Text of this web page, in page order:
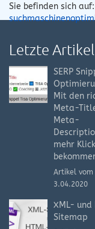
Sie befinden sich auf:
Letzte Artikel
SERP
Mit den
Meta-
Meta-
mehr
Artikel vom
3.04.2020
XML- und
Sitemap